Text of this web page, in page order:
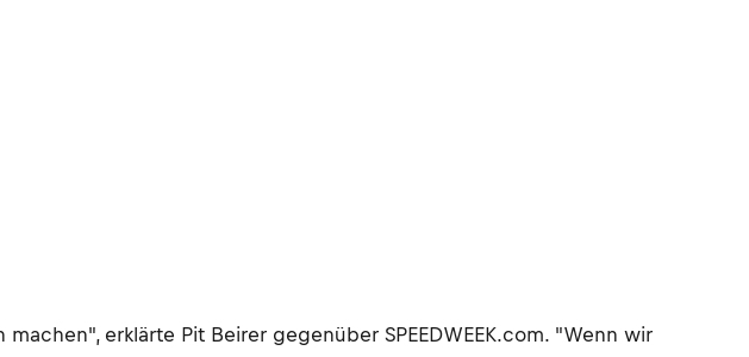
erklärte Pit Beirer gegenüber SPEEDWEEK.com. "Wenn wir